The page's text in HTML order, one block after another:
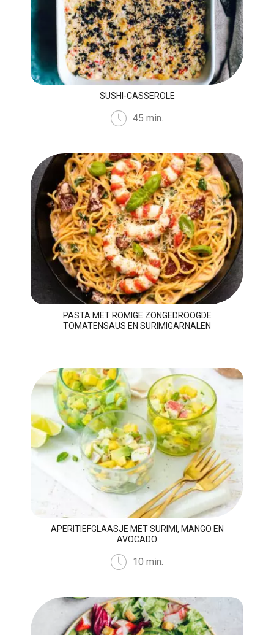
SUSHI-CASSEROLE
45 min.
PASTA MET ROMIGE ZONGEDROOGDE
TOMATENSAUS EN SURIMIGARNALEN
APERITIEFGLAASJE MET SURIMI, MANGO EN
AVOCADO
10 min.